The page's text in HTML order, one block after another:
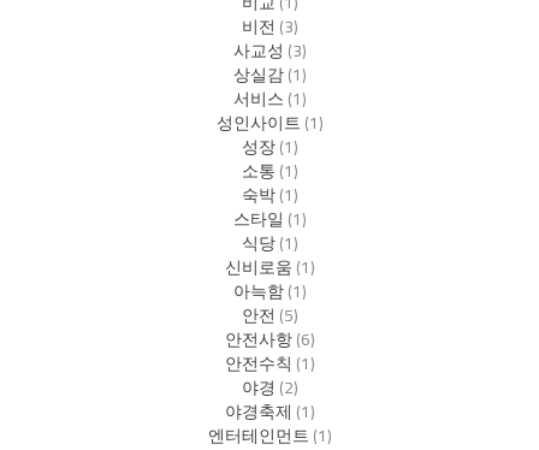
비전(3)
사교성 (3)
상실감(1)
서비스(1)
성인사이트(1)
성장(1)
소통(1)
숙박(1)
스타일 (1)
식당(1)
신비로움(1)
아늑함(1)
안전(5)
안전사항(6)
안전수칙 (1)
야경 (2)
야경축제 (1)
엔터테인먼트(1)